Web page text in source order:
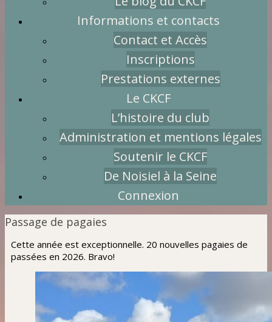
Informations et contacts
Contact et Accès
Inscriptions
Prestations externes
Le CKCF
L’histoire du club
Administration et mentions légales
Soutenir le CKCF
De Noisiel à la Seine
Connexion
Passage de pagaies
Cette année est exceptionnelle. 20 nouvelles pagaies de
passées en 2026. Bravo!